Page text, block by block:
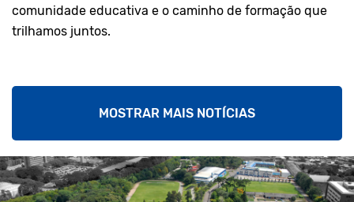
comunidade educativa e o caminho de formação que
trilhamos juntos.
MOSTRAR MAIS NOTÍCIAS